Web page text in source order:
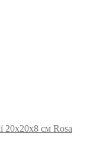
20х20х8 см Rosa